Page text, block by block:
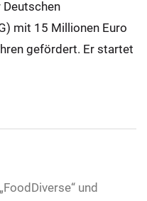
Deutschen
mit 15 Millionen Euro
gefördert. Er startet
und